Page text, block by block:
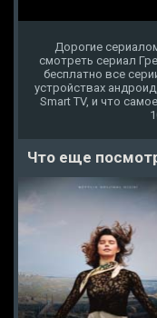
Дорогие
смотреть сериал
бесплатно все
устройствах
Smart TV, и что
Что еще